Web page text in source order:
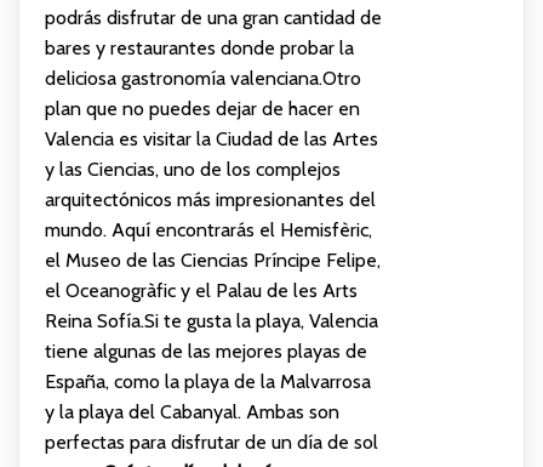
podrás disfrutar de una gran cantidad de
bares y restaurantes donde probar la
deliciosa gastronomía valenciana.Otro
plan que no puedes dejar de hacer en
Valencia es visitar la Ciudad de las Artes
y las Ciencias, uno de los complejos
arquitectónicos más impresionantes del
mundo. Aquí encontrarás el Hemisfèric,
el Museo de las Ciencias Príncipe Felipe,
el Oceanogràfic y el Palau de les Arts
Reina Sofía.Si te gusta la playa, Valencia
tiene algunas de las mejores playas de
España, como la playa de la Malvarrosa
y la playa del Cabanyal. Ambas son
perfectas para disfrutar de un día de sol